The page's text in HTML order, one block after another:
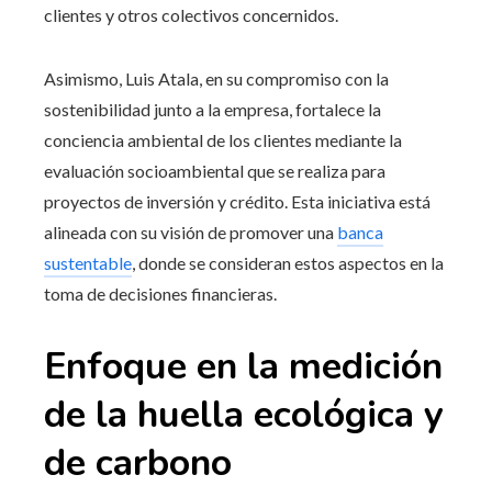
clientes y otros colectivos concernidos.
Asimismo, Luis Atala, en su compromiso con la
sostenibilidad junto a la empresa, fortalece la
conciencia ambiental de los clientes mediante la
evaluación socioambiental que se realiza para
proyectos de inversión y crédito. Esta iniciativa está
alineada con su visión de promover una banca
sustentable, donde se consideran estos aspectos en la
toma de decisiones financieras.
Enfoque en la medición
de la huella ecológica y
de carbono